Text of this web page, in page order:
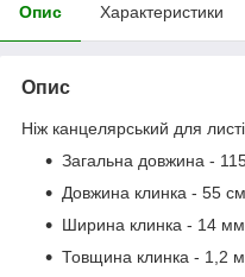
Опис Характеристики
Опис
Ніж канцелярський для
Загальна довжина -
Довжина клинка - 55 см
Ширина клинка - 14 мм
Товщина клинка - 1,2